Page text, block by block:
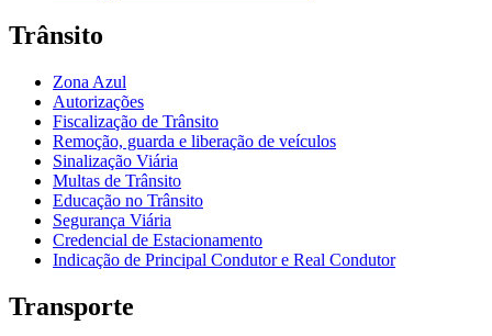
Trânsito
Zona Azul
Autorizações
Fiscalização de Trânsito
Remoção, guarda e liberação de veículos
Sinalização Viária
Multas de Trânsito
Educação no Trânsito
Segurança Viária
Credencial de Estacionamento
Indicação de Principal Condutor e Real Condutor
Transporte